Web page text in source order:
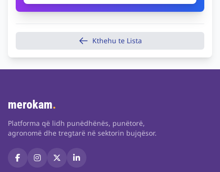
Kthehu te Lista
merokam.
Platforma që lidh punëdhënës, punëtorë,
agronomë dhe tregtarë në sektorin bujqësor.